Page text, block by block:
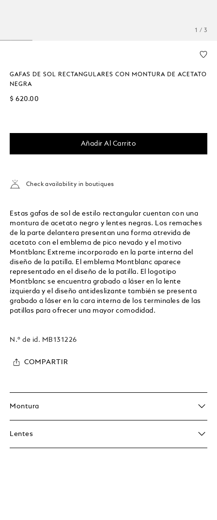
1 / 3
GAFAS DE SOL RECTANGULARES CON MONTURA DE ACETATO
NEGRA
$ 620.00
Añadir Al Carrito
Check availability in boutiques
Estas gafas de sol de estilo rectangular cuentan con una
montura de acetato negro y lentes negras. Los remaches
de la parte delantera presentan una forma atrevida de
acetato con el emblema de pico nevado y el motivo
Montblanc Extreme incorporado en la parte interna del
diseño de la patilla. El emblema Montblanc aparece
representado en el diseño de la patilla. El logotipo
Montblanc se encuentra grabado a láser en la lente
izquierda y el diseño antideslizante también se presenta
grabado a láser en la cara interna de los terminales de las
patillas para ofrecer una mayor comodidad.
N.º de id. MB131226
COMPARTIR
Montura
Lentes